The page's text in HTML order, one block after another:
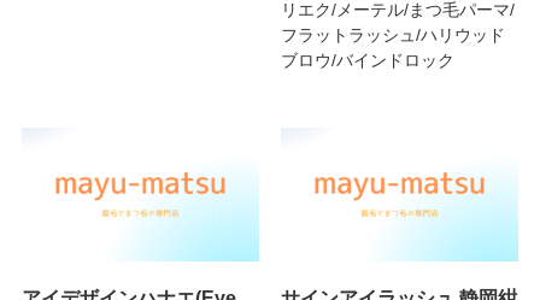
リエク/メーテル/まつ毛パーマ/
フラットラッシュ/ハリウッド
ブロウ/バインドロック